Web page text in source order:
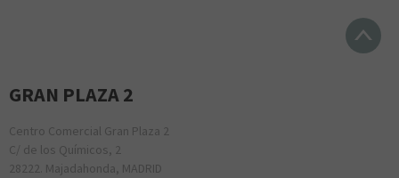
GRAN PLAZA 2
Centro Comercial Gran Plaza 2
C/ de los Químicos, 2
28222. Majadahonda, MADRID